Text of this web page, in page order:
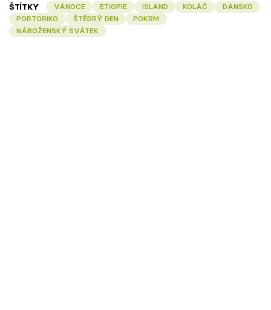
ŠTÍTKY VÁNOCE ETIOPIE ISLAND KOLÁČ
DÁNSKO
PORTORIKO
ŠTĚDRÝ DEN
POKRM
NÁBOŽENSKÝ SVÁTEK